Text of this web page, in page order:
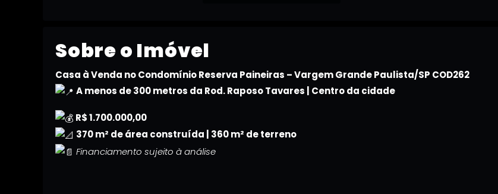
Sobre o Imóvel
Casa à Venda no Condomínio Reserva Paineiras – Vargem Grande Paulista/SP COD262
A menos de 300 metros da Rod. Raposo Tavares | Centro da cidade
R$ 1.700.000,00
370 m² de área construída | 360 m² de terreno
Financiamento sujeito à análise